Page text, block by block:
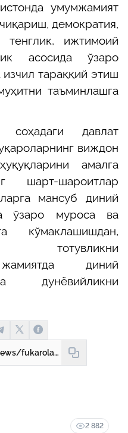
умумжамият
демократия,
тенглик, ижтимоий
асосида ўзаро
тараққий этиш
таъминлашга
соҳадаги давлат
виждон
амалга
шароитлар
мансуб диний
ўзаро муроса ва
кўмаклашишдан,
тотувликни
жамиятда диний
дунёвийликни
https://hudud24.uz/news/fukarolarning-vizhdon-erkinligiga-bulgan-khukuklarini-amalga-oshirish-uchun-teng-shart-sharoitlar-iaratiladi
2 882